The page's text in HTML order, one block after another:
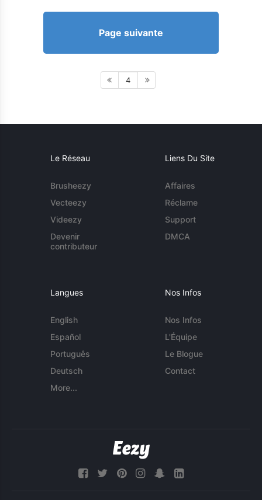
Page suivante
4
Le Réseau
Brusheezy
Vecteezy
Videezy
Devenir
contributeur
Liens Du Site
Affaires
Réclame
Support
DMCA
Langues
English
Español
Português
Deutsch
More...
Nos Infos
Nos Infos
L'Équipe
Le Blogue
Contact